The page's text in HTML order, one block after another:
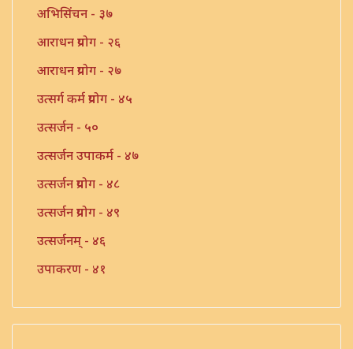
अभिसिंचन - ३७
आराधन प्रयोग - २६
आराधन प्रयोग - २७
उत्सर्ग कर्म प्रयोग - ४५
उत्सर्जन - ५०
उत्सर्जन उपाकर्म - ४७
उत्सर्जन प्रयोग - ४८
उत्सर्जन प्रयोग - ४९
उत्सर्जनम् - ४६
उपाकरण - ४१
उपाकर्म - ४३